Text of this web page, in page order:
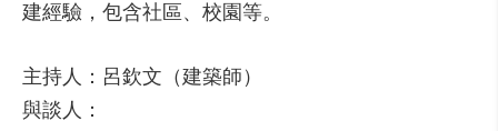
建經驗，包含社區、校園等。
主持人：呂欽文（建築師）
與談人：